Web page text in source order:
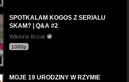
SPOTKALAM KOGOS Z SERIALU
SKAM? | Q&A #2
Wiktoria Ilczuk
1080p
MOJE 19 URODZINY W RZYMIE